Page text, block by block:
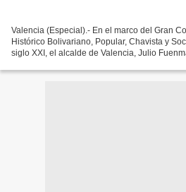
Valencia (Especial).- En el marco del Gran
Histórico Bolivariano, Popular, Chavista y
siglo XXI, el alcalde de Valencia, Julio